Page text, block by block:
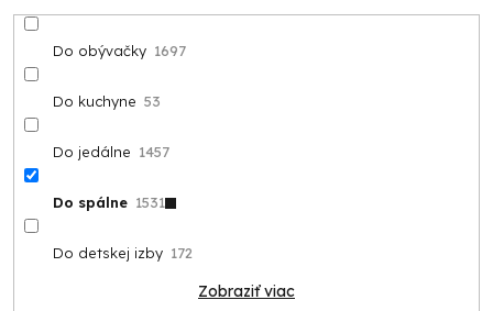
Do obývačky 1697
Do kuchyne 53
Do jedálne 1457
Do spálne 1531
Do detskej izby 172
Zobraziť viac